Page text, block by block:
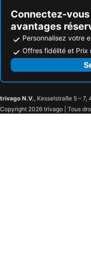
Connectez-
avantages
Personnalisez votre
Offres fidélité et Prix
trivago N.V., Kesselstraße 5 – 7,
Copyright 2026 trivago | Tous